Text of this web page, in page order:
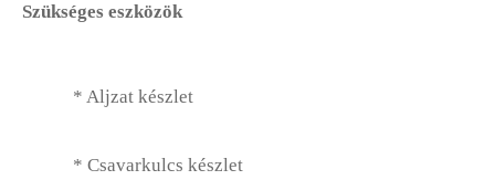
Gyep Ültetés
Szükséges eszközök
* Aljzat készlet
* Csavarkulcs készlet